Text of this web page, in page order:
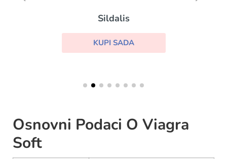
Sildalis
KUPI SADA
Osnovni Podaci O Viagra
Soft